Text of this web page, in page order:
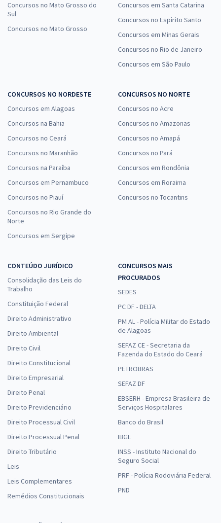
Concursos no Mato Grosso do
Sul
Concursos no Mato Grosso
Concursos em Santa Catarina
Concursos no Espírito Santo
Concursos em Minas Gerais
Concursos no Rio de Janeiro
Concursos em São Paulo
CONCURSOS NO NORDESTE
Concursos em Alagoas
Concursos na Bahia
Concursos no Ceará
Concursos no Maranhão
Concursos na Paraíba
Concursos em Pernambuco
Concursos no Piauí
Concursos no Rio Grande do
Norte
Concursos em Sergipe
CONCURSOS NO NORTE
Concursos no Acre
Concursos no Amazonas
Concursos no Amapá
Concursos no Pará
Concursos em Rondônia
Concursos em Roraima
Concursos no Tocantins
CONTEÚDO JURÍDICO
Consolidação das Leis do
Trabalho
Constituição Federal
Direito Administrativo
Direito Ambiental
Direito Civil
Direito Constitucional
Direito Empresarial
Direito Penal
Direito Previdenciário
Direito Processual Civil
Direito Processual Penal
Direito Tributário
Leis
Leis Complementares
Remédios Constitucionais
CONCURSOS MAIS
PROCURADOS
SEDES
PC DF - DELTA
PM AL - Polícia Militar do Estado
de Alagoas
SEFAZ CE - Secretaria da
Fazenda do Estado do Ceará
PETROBRAS
SEFAZ DF
EBSERH - Empresa Brasileira de
Serviços Hospitalares
Banco do Brasil
IBGE
INSS - Instituto Nacional do
Seguro Social
PRF - Polícia Rodoviária Federal
PND